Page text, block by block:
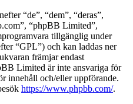
“de”, “dem”, “deras”,
“phpBB Limited”,
tillgänglig under
“GPL”) och kan laddas ner
främjar endast
Limited är inte ansvariga för
innehåll och/eller uppförande.
https://www.phpbb.com/.